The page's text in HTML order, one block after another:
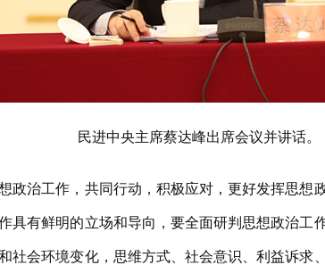
民进中央主席蔡达峰出席会议并讲话。
治工作，共同行动，积极应对，更好发挥思想
具有鲜明的立场和导向，要全面研判思想政治工
社会环境变化，思维方式、社会意识、利益诉求